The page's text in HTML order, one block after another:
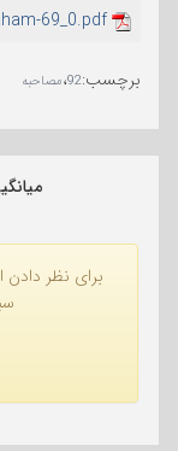
69_0.pdf
برچسب:
92،مصاحبه
میانگین
برای نظر دادن